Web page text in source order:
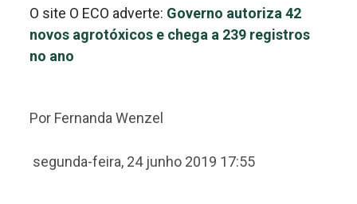
O site O ECO adverte: Governo autoriza 42
novos agrotóxicos e chega a 239 registros
no ano
Por Fernanda Wenzel
segunda-feira, 24 junho 2019 17:55